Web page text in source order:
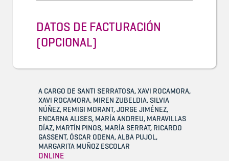
DATOS DE FACTURACIÓN
(OPCIONAL)
A CARGO DE SANTI SERRATOSA, XAVI ROCAMORA,
XAVI ROCAMORA, MIREN ZUBELDIA, SILVIA
NÚÑEZ, REMIGI MORANT, JORGE JIMÉNEZ,
ENCARNA ALISES, MARÍA ANDREU, MARAVILLAS
DÍAZ, MARTÍN PINOS, MARÍA SERRAT, RICARDO
GASSENT, ÓSCAR ODENA, ALBA PUJOL,
MARGARITA MUÑOZ ESCOLAR
ONLINE